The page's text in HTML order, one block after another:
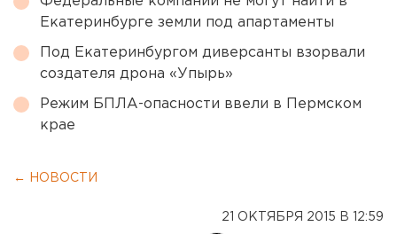
Екатеринбурге земли под апартаменты
Под Екатеринбургом диверсанты взорвали
создателя дрона «Упырь»
Режим БПЛА-опасности ввели в Пермском
крае
← НОВОСТИ
21 ОКТЯБРЯ 2015 В 12:59